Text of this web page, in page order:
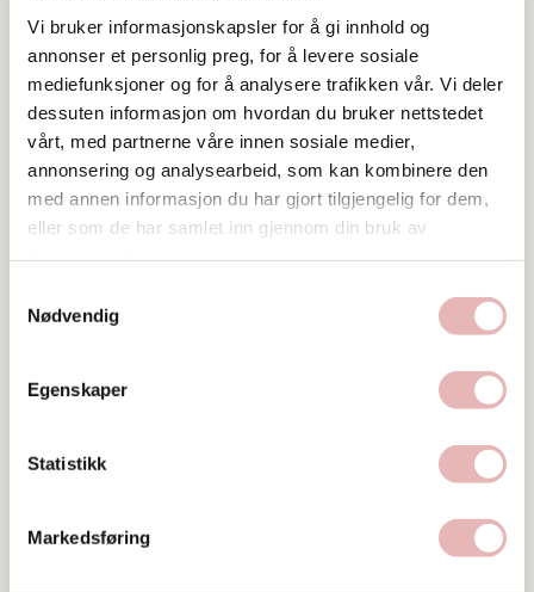
Vi bruker informasjonskapsler for å gi innhold og
annonser et personlig preg, for å levere sosiale
mediefunksjoner og for å analysere trafikken vår. Vi deler
dessuten informasjon om hvordan du bruker nettstedet
vårt, med partnerne våre innen sosiale medier,
annonsering og analysearbeid, som kan kombinere den
med annen informasjon du har gjort tilgjengelig for dem,
eller som de har samlet inn gjennom din bruk av
Nødvendig
Egenskaper
Statistikk
Markedsføring
Besøksadresse
Verksgata 2, 4013 Stavanger
Web
Ta kontakt
52 80 89 00